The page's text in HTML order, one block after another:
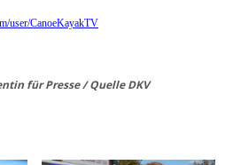
user/CanoeKayakTV
für Presse / Quelle DKV